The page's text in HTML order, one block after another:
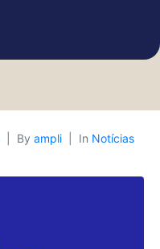
By ampli In Notícias